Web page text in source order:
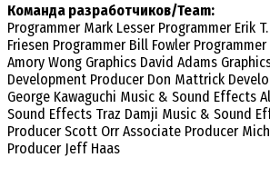
Команда разработчиков/Team:
Programmer Mark Lesser Programmer Erik
Friesen Programmer Bill Fowler
Amory Wong Graphics David Adams
Development Producer Don Mattrick
George Kawaguchi Music & Sound Effects
Sound Effects Traz Damji Music & Sound
Producer Scott Orr Associate Producer
Producer Jeff Haas